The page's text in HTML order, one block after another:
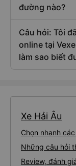
đường nào?
Câu hỏi: Tôi
online tại
làm sao biết
Xe Hải Âu
Chọn nhanh
Những câu hỏi
Review, đánh